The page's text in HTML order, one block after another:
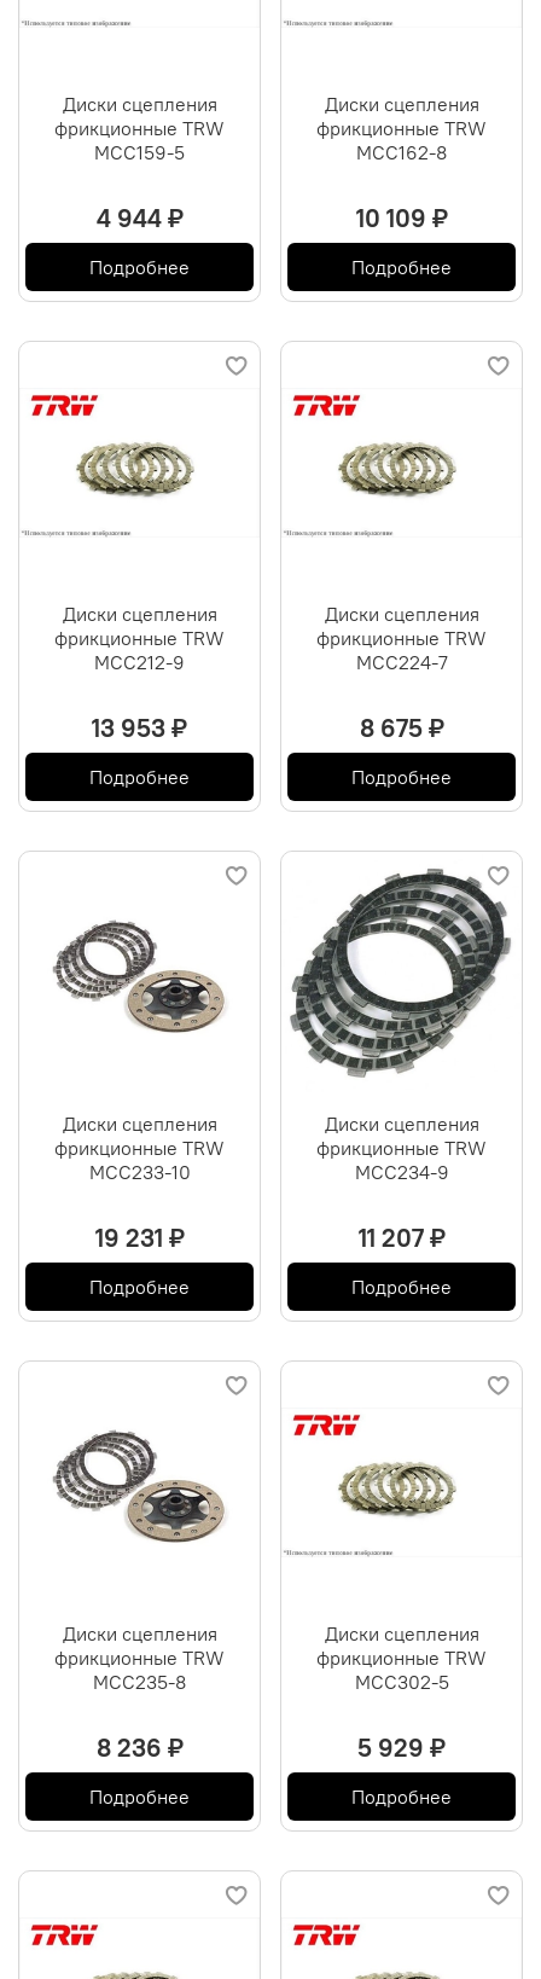
Диски сцепления
фрикционные TRW
MCC159-5
4 944 ₽
Подробнее
Диски сцепления
фрикционные TRW
MCC162-8
10 109 ₽
Подробнее
Диски сцепления
фрикционные TRW
MCC212-9
13 953 ₽
Подробнее
Диски сцепления
фрикционные TRW
MCC224-7
8 675 ₽
Подробнее
Диски сцепления
фрикционные TRW
MCC233-10
19 231 ₽
Подробнее
Диски сцепления
фрикционные TRW
MCC234-9
11 207 ₽
Подробнее
Диски сцепления
фрикционные TRW
MCC235-8
8 236 ₽
Подробнее
Диски сцепления
фрикционные TRW
MCC302-5
5 929 ₽
Подробнее